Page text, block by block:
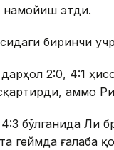
намойиш этди.
биринчи
2:0, 4:1
аммо
бўлганида Ли
геймда ғалаба